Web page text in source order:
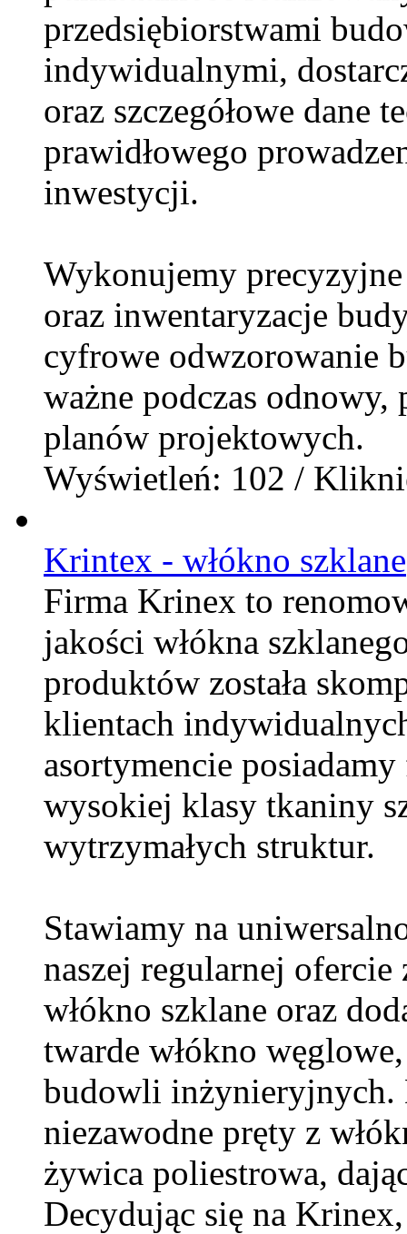
przedsiębiorstwami
indywidualnymi,
oraz szczegółowe dane
prawidłowego
inwestycji.
Wykonujemy
oraz inwentaryzacje
cyfrowe odwzorowanie
ważne podczas
planów projektowych.
Wyświetleń: 102 /
Krintex - włókno szklane
Firma Krinex to
jakości włókna
produktów została
klientach
asortymencie
wysokiej klasy tkaniny
wytrzymałych struktur.
Stawiamy na
naszej regularnej ofercie
włókno szklane oraz
twarde włókno
budowli inżynieryjnych.
niezawodne pręty z
żywica poliestrowa,
Decydując się na